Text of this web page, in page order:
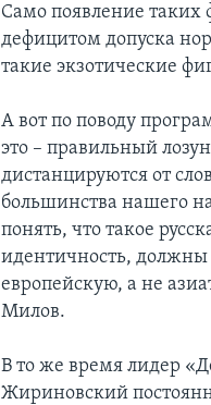
Само появление таких
дефицитом допуска
такие экзотические
А вот по поводу
это – правильный
дистанцируются от
большинства нашего
понять, что такое
идентичность, должны
европейскую, а не
Милов.
В то же время лидер
Жириновский